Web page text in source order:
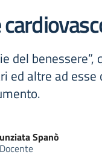
del benessere”,
ed altre ad esse
Spanò